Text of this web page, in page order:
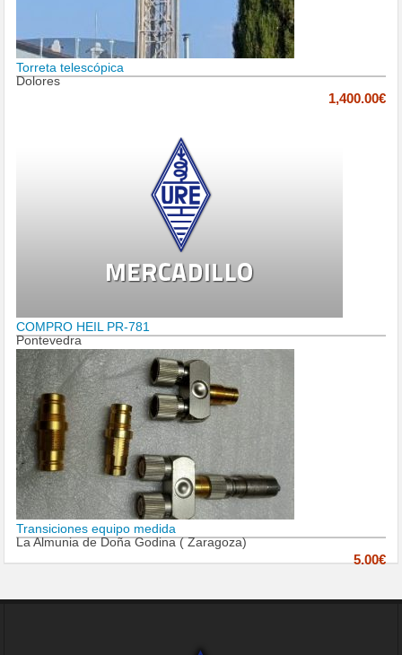
Torreta telescópica
Dolores
1,400.00€
COMPRO HEIL PR-781
Pontevedra
Transiciones equipo medida
La Almunia de Doña Godina ( Zaragoza)
5.00€